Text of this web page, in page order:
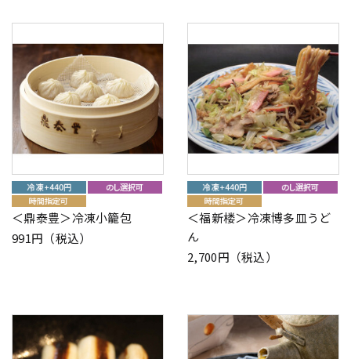
＜鼎泰豊＞冷凍小籠包
991円（税込）
＜福新楼＞冷凍博多皿うど
ん
2,700円（税込）